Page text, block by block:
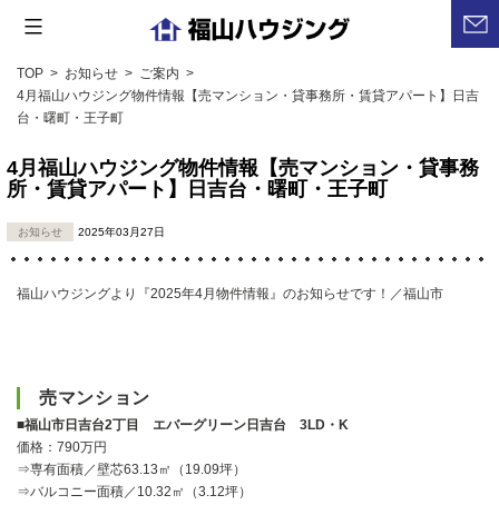
へ
ス
キ
ッ
福
ハ
ウ
グ
TOP > お知らせ > ご案内 >
4月福山ハウジング物件情報【売マンション・貸事務所・賃貸アパート】日吉
台・曙町・王子町
4月福山ハウジング物件情報【売マンション・貸事務
所・賃貸アパート】日吉台・曙町・王子町
お知らせ 2025年03月27日
福山ハウジングより『2025年4月物件情報』のお知らせです！／福山市
売マンション
■福山市日吉台2丁目 エバーグリーン日吉台 3LD・K
価格：790万円
⇒専有面積／壁芯63.13㎡（19.09坪）
⇒バルコニー面積／10.32㎡（3.12坪）